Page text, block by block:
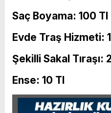
Saç Boyama: 100 Tl
Evde Traş Hizmeti:
Şekilli Sakal Tıraşı:
Ense: 10 Tl